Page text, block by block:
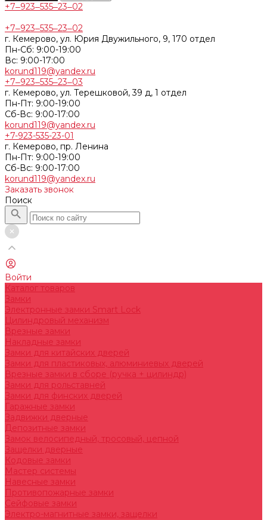
+7‒923‒535‒23‒02
+7‒923‒535‒23‒02
г. Кемерово, ул. Юрия Двужильного, 9, 170 отдел
Пн-Сб: 9:00-19:00
Вс: 9:00-17:00
korund119@yandex.ru
+7‒923‒535‒23‒03
г. Кемерово, ул. Терешковой, 39 д, 1 отдел
Пн-Пт: 9:00-19:00
Cб-Вс: 9:00-17:00
korund119@yandex.ru
+7-923-535-23-01
г. Кемерово, пр. Ленина
Пн-Пт: 9:00-19:00
Cб-Вс: 9:00-17:00
korund119@yandex.ru
Заказать звонок
Поиск
Войти
Каталог товаров
Замки
Электронные замки Smart Lock
Цилиндровый механизм
Врезные замки
Накладные замки
Замки для китайских дверей
Замки для пластиковых, алюминиевых дверей
Врезные замки в сборе (ручка + цилиндр)
Замки для рольставней
Замки для финских дверей
Гаражные замки
Задвижки дверные
Депозитные замки
Замок велосипедный, тросовый, цепной
Защелки дверные
Кодовые замки
Мастер системы
Навесные замки
Противопожарные замки
Сейфовые замки
Электро-магнитные замки, защелки